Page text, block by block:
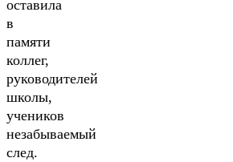
оставила
в
памяти
коллег,
руководителей
школы,
учеников
незабываемый
след.